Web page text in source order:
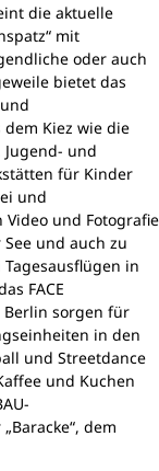
die aktuelle
mit
oder auch
bietet das
Kiez wie die
Jugend- und
für Kinder
und
und Fotografie
und auch zu
in
FACE
Berlin sorgen für
in den
und Streetdance
und Kuchen
dem